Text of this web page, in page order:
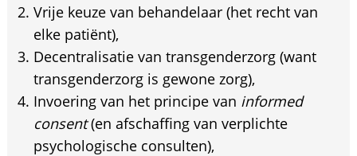
Vrije keuze van behandelaar (het recht van
elke patiënt),
Decentralisatie van transgenderzorg (want
transgenderzorg is gewone zorg),
Invoering van het principe van informed
consent(en afschaffing van verplichte
psychologische consulten),